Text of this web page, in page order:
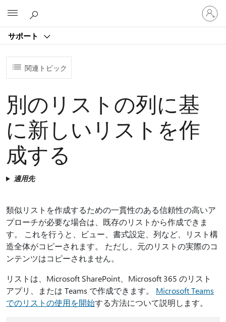
サポート
ア
カ
ウ
ン
す
る
関連トピック
別のリストの列に基
に新しいリストを作
成する
適用先
類似リストを作成するための一貫性のある信頼性の高いア
プローチが必要な場合は、既存のリストから作成できま
す。 これを行うと、ビュー、書式設定、列など、リスト構
造全体がコピーされます。 ただし、元のリストの実際のコ
ンテンツはコピーされません。
リストは、Microsoft SharePoint、Microsoft 365 のリスト
アプリ、または Teams で作成できます。 Microsoft Teams
でのリストの使用を開始する方法について説明します。